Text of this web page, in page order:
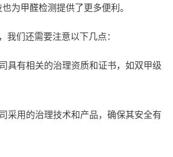
为甲醛检测提供了更多便利。
我们还需要注意以下几点：
具有相关的治理资质和证书，如双甲级
采用的治理技术和产品，确保其安全有